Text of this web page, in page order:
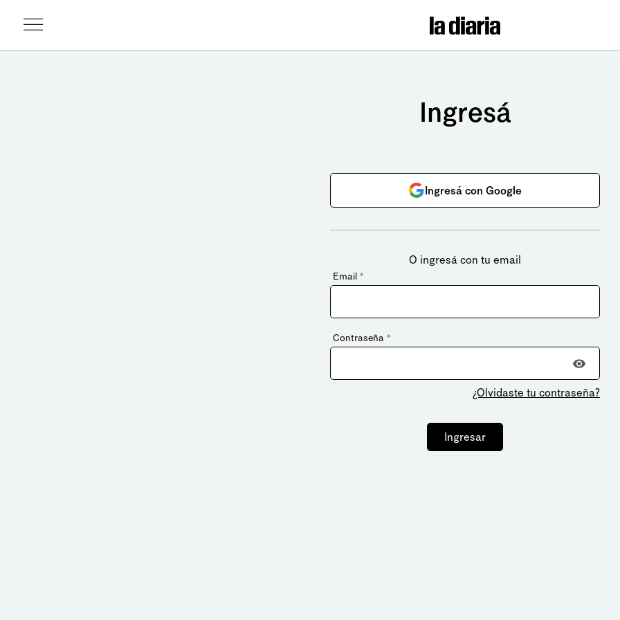
Ingresá
Ingresá con Google
O ingresá con tu email
Email *
Contraseña *
¿Olvidaste tu contraseña?
Ingresar